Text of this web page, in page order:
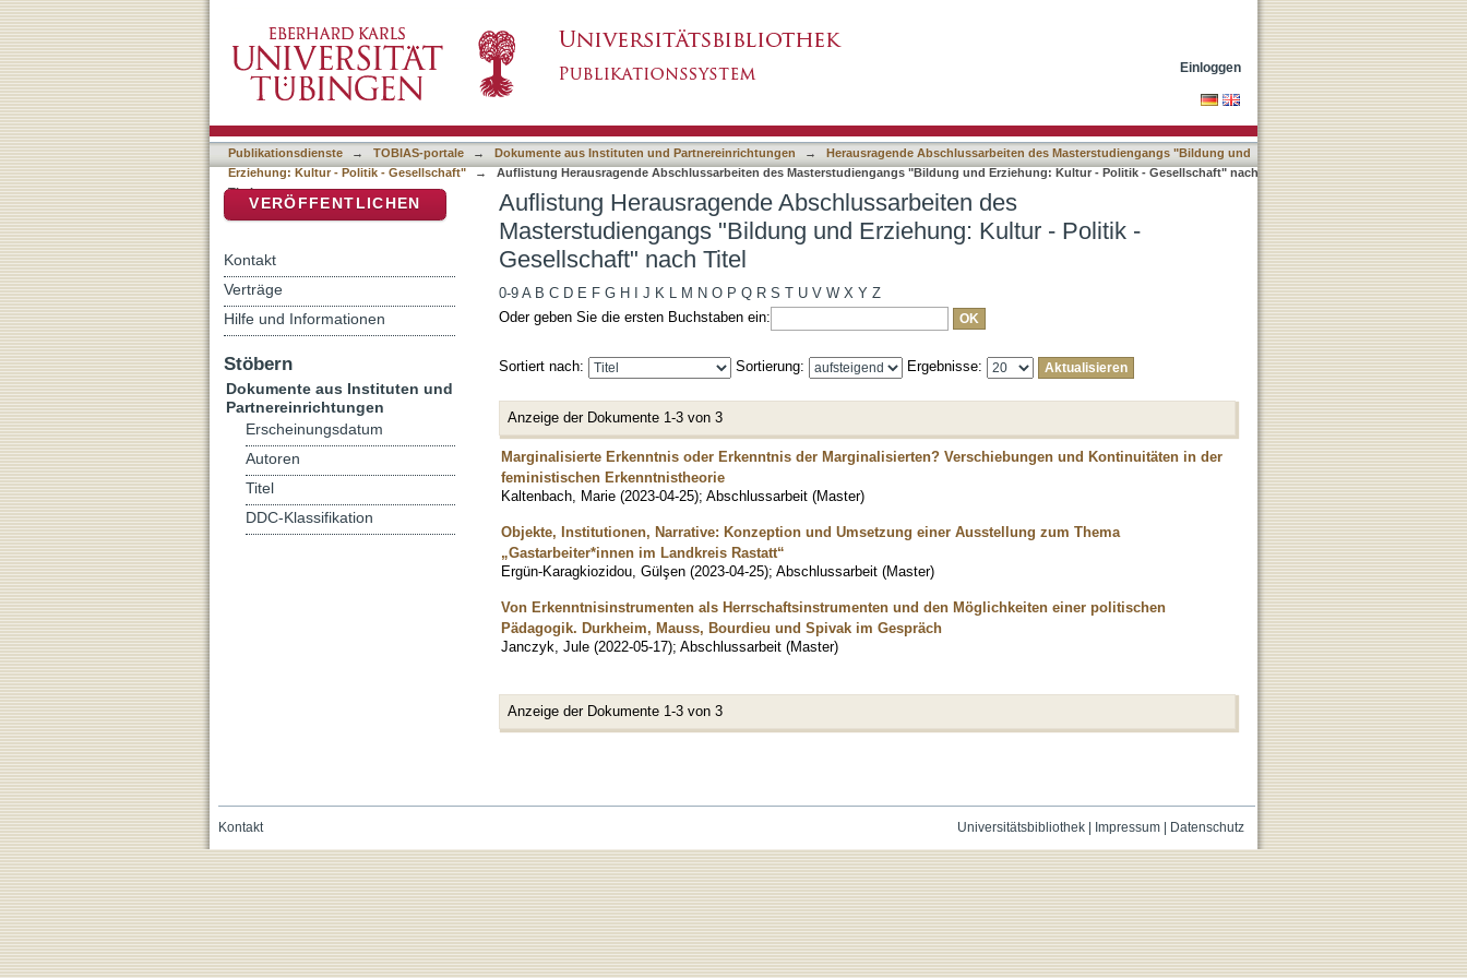
Kultur - Politik - Gesellschaft" nach Titel
Einloggen
Publikationsdienste → TOBIAS-portale → Dokumente aus Instituten und Partnereinrichtungen →
Herausragende Abschlussarbeiten des Masterstudiengangs "Bildung und
Erziehung: Kultur - Politik - Gesellschaft"
→
Auflistung Herausragende Abschlussarbeiten des Masterstudiengangs "Bildung und Erziehung: Kultur - Politik - Gesellschaft" nach
Titel
Auflistung Herausragende Abschlussarbeiten des
Masterstudiengangs "Bildung und Erziehung: Kultur - Politik -
Gesellschaft" nach Titel
0-9 A B C D E F G H J K L M N O P Q R S T U V W X Y Z
Oder geben Sie die ersten Buchstaben ein:
Sortiert nach: Sortierung: Ergebnisse:
Anzeige der Dokumente 1-3 von 3
Marginalisierte Erkenntnis oder Erkenntnis der Marginalisierten? Verschiebungen und Kontinuitäten in der
feministischen Erkenntnistheorie
Kaltenbach, Marie (2023-04-25); Abschlussarbeit (Master)
Objekte, Institutionen, Narrative: Konzeption und Umsetzung einer Ausstellung zum Thema
„Gastarbeiter*innen im Landkreis Rastatt“
Ergün-Karagkiozidou, Gülşen (2023-04-25); Abschlussarbeit (Master)
Von Erkenntnisinstrumenten als Herrschaftsinstrumenten und den Möglichkeiten einer politischen
Pädagogik. Durkheim, Mauss, Bourdieu und Spivak im Gespräch
Janczyk, Jule (2022-05-17); Abschlussarbeit (Master)
Anzeige der Dokumente 1-3 von 3
VERÖFFENTLICHEN
Kontakt
Verträge
Hilfe und Informationen
Stöbern
Dokumente aus Instituten und
Partnereinrichtungen
Erscheinungsdatum
Autoren
Titel
DDC-Klassifikation
Universitätsbibliothek| Impressum| Datenschutz
Kontakt